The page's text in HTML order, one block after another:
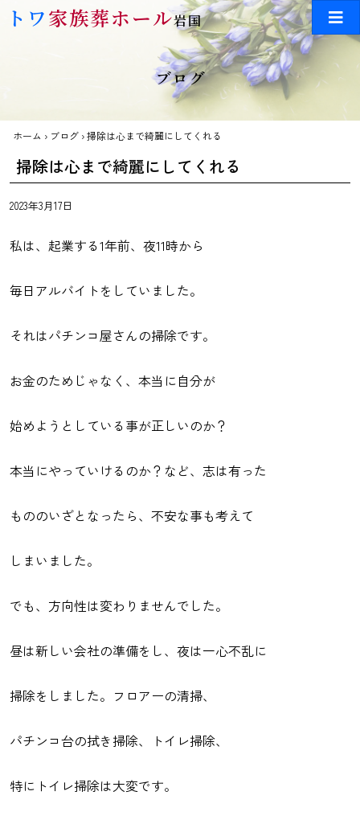
Skip to main content
トワ家族葬ホール岩国
ブログ
ホーム › ブログ ›掃除は心まで綺麗にしてくれる
掃除は心まで綺麗にしてくれる
2023年3月17日
私は、起業する1年前、夜11時から
毎日アルバイトをしていました。
それはパチンコ屋さんの掃除です。
お金のためじゃなく、本当に自分が
始めようとしている事が正しいのか？
本当にやっていけるのか？など、志は有った
もののいざとなったら、不安な事も考えて
しまいました。
でも、方向性は変わりませんでした。
昼は新しい会社の準備をし、夜は一心不乱に
掃除をしました。フロアーの清掃、
パチンコ台の拭き掃除、トイレ掃除、
特にトイレ掃除は大変です。